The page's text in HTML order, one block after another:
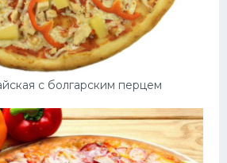
с болгарским перцем